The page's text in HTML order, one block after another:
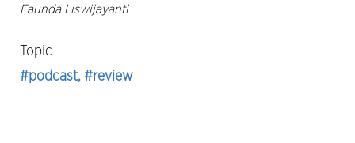
Faunda Liswijayanti
Topic
#podcast, #review